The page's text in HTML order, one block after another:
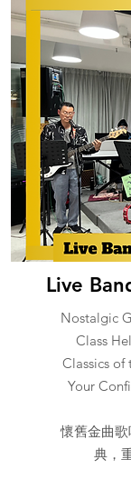
Live
Nostalgic
Class
Classics of
Your
懷舊金曲
典，